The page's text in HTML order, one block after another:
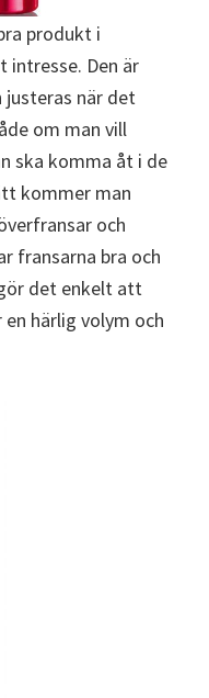
produkt i
intresse. Den är
när det
om man vill
ska komma åt i de
kommer man
och
fransarna bra och
det enkelt att
en härlig volym och